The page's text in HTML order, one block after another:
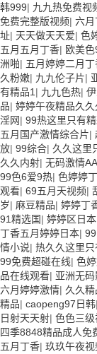
韩999| 九九热免费视
免费完整版视频| 六月
址| 天天做天天爱| 色
五月五月丁香| 欧美色
洲啪| 五月婷婷二月丁
久粉嫩| 九九伦子片|
有精品1 | 九九色热|
品| 婷婷午夜精品久久
淫网| 99热这里只有
五月国产激情综合片|
放| 99综合| 久久这里
久久内射| 无码激情
99色6爱9热| 色婷婷
观看| 69五月天视频|
岁| 麻豆精品| 婷婷丁
91精选国| 婷婷区日本
丁香五月婷婷日本|
情小说| 热久久这里只
99免费超碰在线| 色
品在线观看| 亚洲无码
六月婷婷激情| 久久
精品| caopeng97日韩|
日射天天射| 色色三级
四季8848精品成人免
五月丁香| 玖玖午夜视